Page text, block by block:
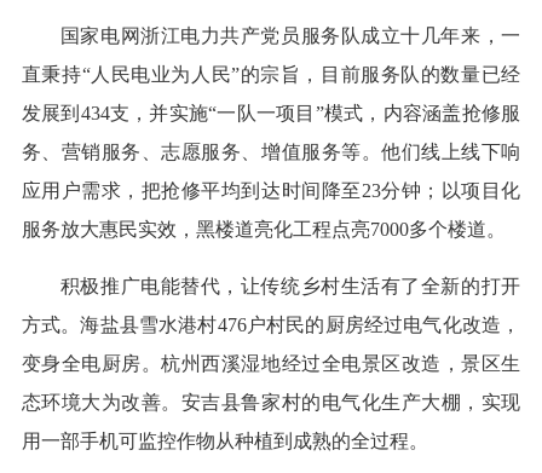
国家电网浙江电力共产党员服务队成立十几年来，一
直秉持“人民电业为人民”的宗旨，目前服务队的数量已经
发展到434支，并实施“一队一项目”模式，内容涵盖抢修服
务、营销服务、志愿服务、增值服务等。他们线上线下响
应用户需求，把抢修平均到达时间降至23分钟；以项目化
服务放大惠民实效，黑楼道亮化工程点亮7000多个楼道。
积极推广电能替代，让传统乡村生活有了全新的打开
方式。海盐县雪水港村476户村民的厨房经过电气化改造，
变身全电厨房。杭州西溪湿地经过全电景区改造，景区生
态环境大为改善。安吉县鲁家村的电气化生产大棚，实现
用一部手机可监控作物从种植到成熟的全过程。